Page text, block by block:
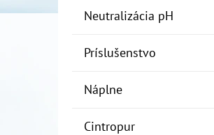
Neutralizácia pH
Príslušenstvo
Náplne
Cintropur